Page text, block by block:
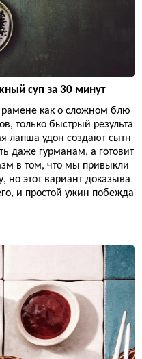
суп за 30 минут
рамене как о сложном блю
только быстрый результа
лапша удон создают сытн
даже гурманам, а готовит
в том, что мы привыкли
но этот вариант доказыва
и простой ужин побежда